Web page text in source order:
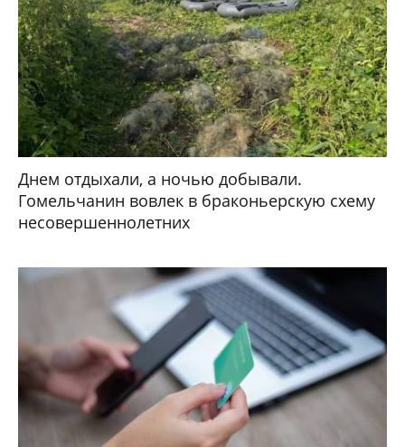
Днем отдыхали, а ночью добывали.
Гомельчанин вовлек в браконьерскую схему
несовершеннолетних